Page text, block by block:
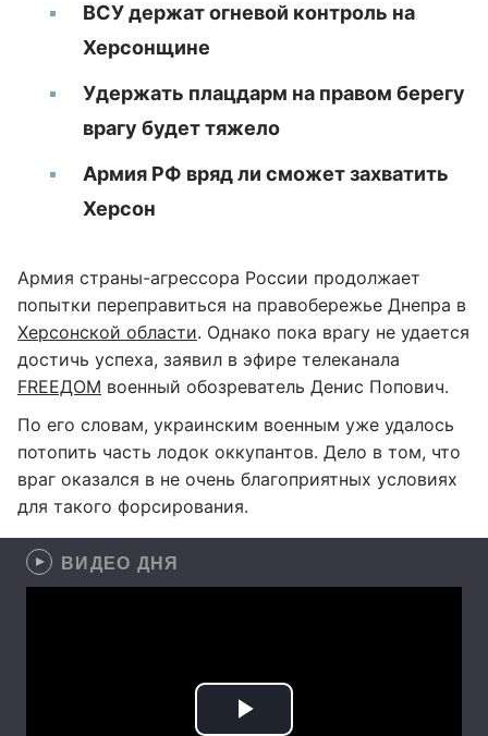
ВСУ держат огневой контроль на
Херсонщине
Удержать плацдарм на правом берегу
врагу будет тяжело
Армия РФ вряд ли сможет захватить
Херсон
Армия страны-агрессора России продолжает
попытки переправиться на правобережье Днепра в
Херсонской области. Однако пока врагу не удается
достичь успеха, заявил в эфире телеканала
FREEДОМ военный обозреватель Денис Попович.
По его словам, украинским военным уже удалось
потопить часть лодок оккупантов. Дело в том, что
враг оказался в не очень благоприятных условиях
для такого форсирования.
ВИДЕО ДНЯ